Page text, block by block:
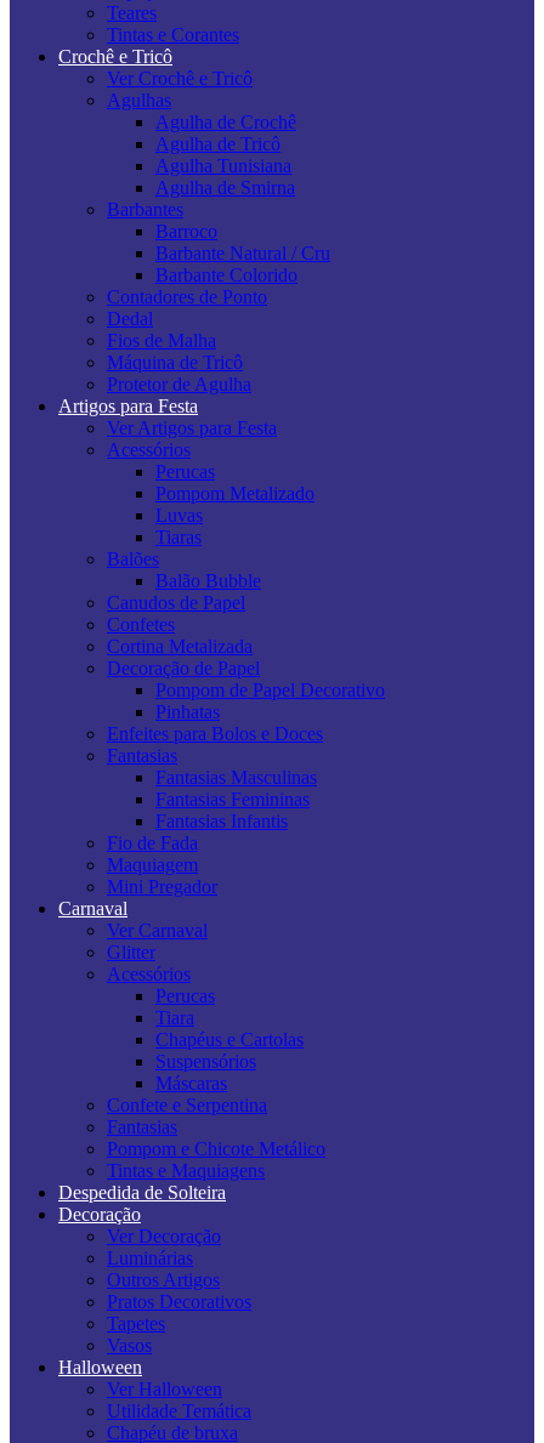
Teares
Tintas e Corantes
Crochê e Tricô
Ver Crochê e Tricô
Agulhas
Agulha de Crochê
Agulha de Tricô
Agulha Tunisiana
Agulha de Smirna
Barbantes
Barroco
Barbante Natural / Cru
Barbante Colorido
Contadores de Ponto
Dedal
Fios de Malha
Máquina de Tricô
Protetor de Agulha
Artigos para Festa
Ver Artigos para Festa
Acessórios
Perucas
Pompom Metalizado
Luvas
Tiaras
Balões
Balão Bubble
Canudos de Papel
Confetes
Cortina Metalizada
Decoração de Papel
Pompom de Papel Decorativo
Pinhatas
Enfeites para Bolos e Doces
Fantasias
Fantasias Masculinas
Fantasias Femininas
Fantasias Infantis
Fio de Fada
Maquiagem
Mini Pregador
Carnaval
Ver Carnaval
Glitter
Acessórios
Perucas
Tiara
Chapéus e Cartolas
Suspensórios
Máscaras
Confete e Serpentina
Fantasias
Pompom e Chicote Metálico
Tintas e Maquiagens
Despedida de Solteira
Decoração
Ver Decoração
Luminárias
Outros Artigos
Pratos Decorativos
Tapetes
Vasos
Halloween
Ver Halloween
Utilidade Temática
Chapéu de bruxa